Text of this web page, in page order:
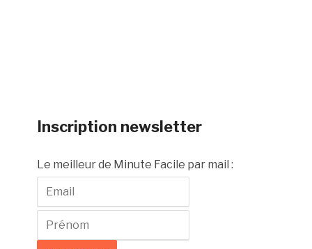
Inscription newsletter
Le meilleur de Minute Facile par mail :